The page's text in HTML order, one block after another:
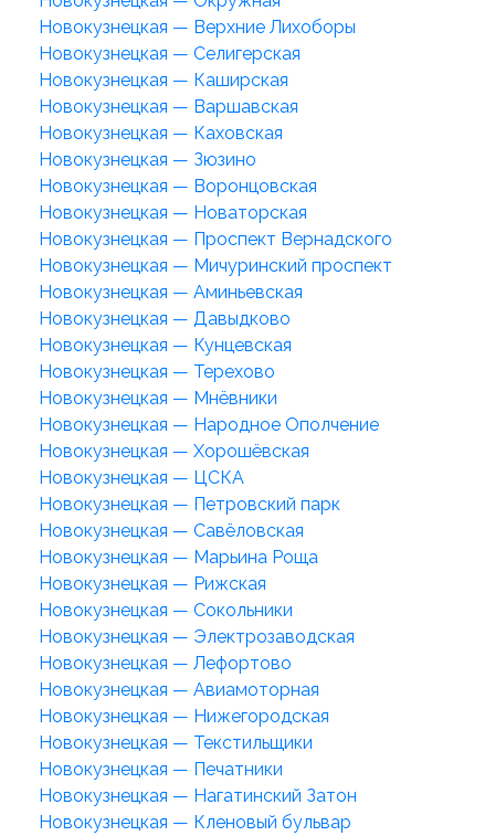
Новокузнецкая — Верхние Лихоборы
Новокузнецкая — Селигерская
Новокузнецкая — Каширская
Новокузнецкая — Варшавская
Новокузнецкая — Каховская
Новокузнецкая — Зюзино
Новокузнецкая — Воронцовская
Новокузнецкая — Новаторская
Новокузнецкая — Проспект Вернадского
Новокузнецкая — Мичуринский проспект
Новокузнецкая — Аминьевская
Новокузнецкая — Давыдково
Новокузнецкая — Кунцевская
Новокузнецкая — Терехово
Новокузнецкая — Мнёвники
Новокузнецкая — Народное Ополчение
Новокузнецкая — Хорошёвская
Новокузнецкая — ЦСКА
Новокузнецкая — Петровский парк
Новокузнецкая — Савёловская
Новокузнецкая — Марьина Роща
Новокузнецкая — Рижская
Новокузнецкая — Сокольники
Новокузнецкая — Электрозаводская
Новокузнецкая — Лефортово
Новокузнецкая — Авиамоторная
Новокузнецкая — Нижегородская
Новокузнецкая — Текстильщики
Новокузнецкая — Печатники
Новокузнецкая — Нагатинский Затон
Новокузнецкая — Кленовый бульвар